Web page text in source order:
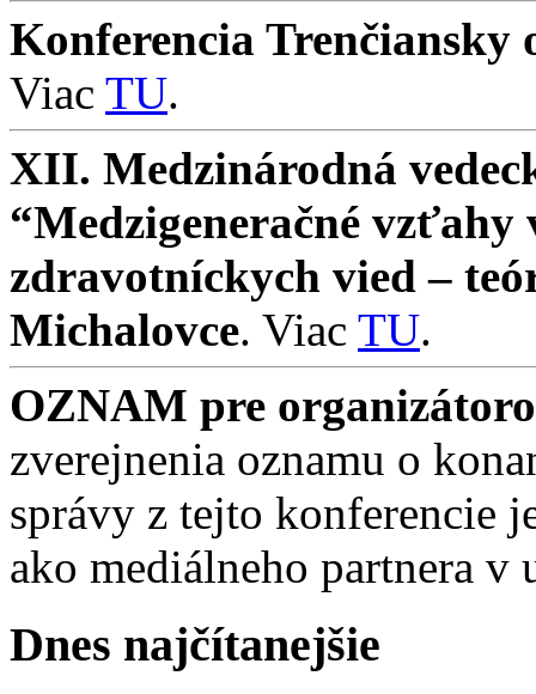
Konferencia Trenčiansky
Viac TU.
XII. Medzinárodná
“Medzigeneračné vzťahy
zdravotníckych vied –
Michalovce. Viac TU.
OZNAM pre
zverejnenia oznamu o
správy z tejto konferencie
ako mediálneho partnera v
Dnes najčítanejšie